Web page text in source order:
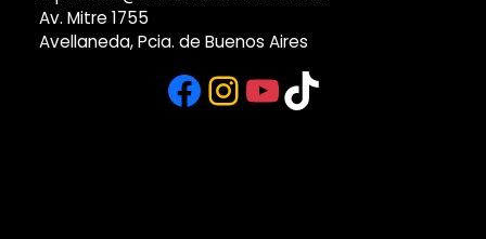
Av. Mitre 1755
Avellaneda, Pcia. de Buenos Aires
Facebook
Instagram
YouTube
TikTok